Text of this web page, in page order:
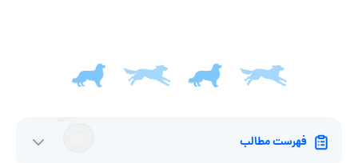
فهرست مطالب